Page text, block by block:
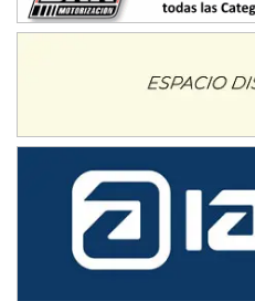
Juventud Unida (Tierra)
Humboldt (Santa Fe)
Ciudad de Avellaneda (Asfalto)
José Samuel Sánchez (Tierra)
Rufino (Santa Fe)
TUCUMANO - F5
Juan Navarro (Asfalto)